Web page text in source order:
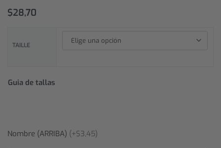
$28,70
TAILLE
Guia de tallas
Nombre (ARRIBA) (+$3,45)